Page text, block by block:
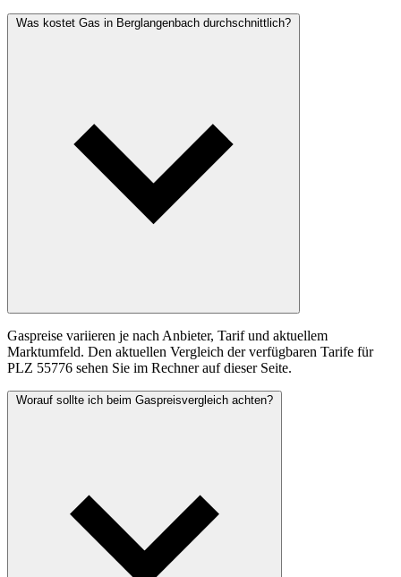
Was kostet Gas in Berglangenbach durchschnittlich?
Gaspreise variieren je nach Anbieter, Tarif und aktuellem
Marktumfeld. Den aktuellen Vergleich der verfügbaren Tarife für
PLZ 55776 sehen Sie im Rechner auf dieser Seite.
Worauf sollte ich beim Gaspreisvergleich achten?